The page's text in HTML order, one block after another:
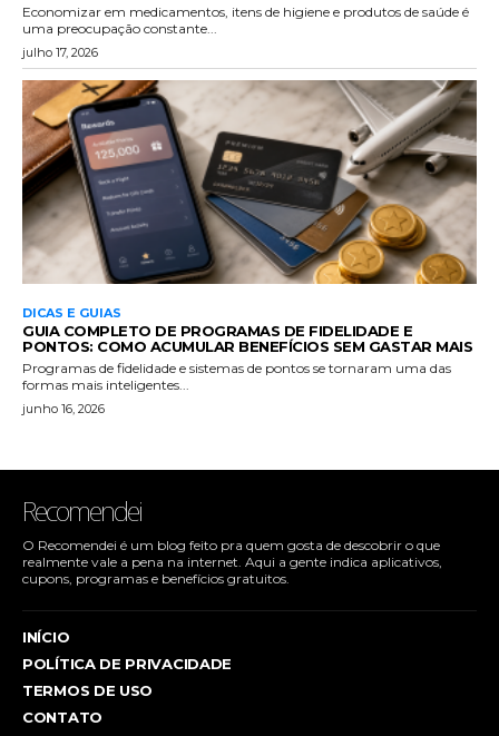
Economizar em medicamentos, itens de higiene e produtos de saúde é
uma preocupação constante...
julho 17, 2026
DICAS E GUIAS
GUIA COMPLETO DE PROGRAMAS DE FIDELIDADE E
PONTOS: COMO ACUMULAR BENEFÍCIOS SEM GASTAR MAIS
Programas de fidelidade e sistemas de pontos se tornaram uma das
formas mais inteligentes...
junho 16, 2026
Recomendei
O Recomendei é um blog feito pra quem gosta de descobrir o que
realmente vale a pena na internet. Aqui a gente indica aplicativos,
cupons, programas e benefícios gratuitos.
INÍCIO
POLÍTICA DE PRIVACIDADE
TERMOS DE USO
CONTATO